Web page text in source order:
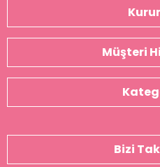
Müşteri
Bizi